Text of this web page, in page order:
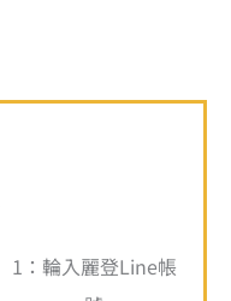
1：輪入麗登Line帳